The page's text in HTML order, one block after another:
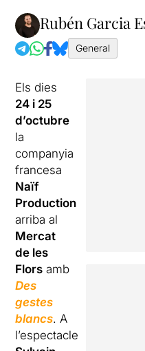
Rubén Garcia
General
Els dies
24 i 25
d’octubre
la
companyia
francesa
Naïf
Production
arriba al
Mercat
de les
Flors amb
Des
gestes
blancs. A
l’espectacle